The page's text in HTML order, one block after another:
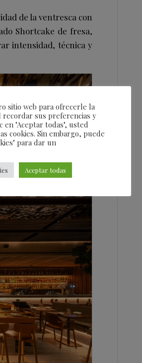
de la ventresca con
Shortcake de fresa,
intensidad, técnica y
sitio web para ofrecerle la
recordar sus preferencias y
en "Aceptar todas", usted
cookies. Sin embargo, puede
para dar un
Aceptar todas